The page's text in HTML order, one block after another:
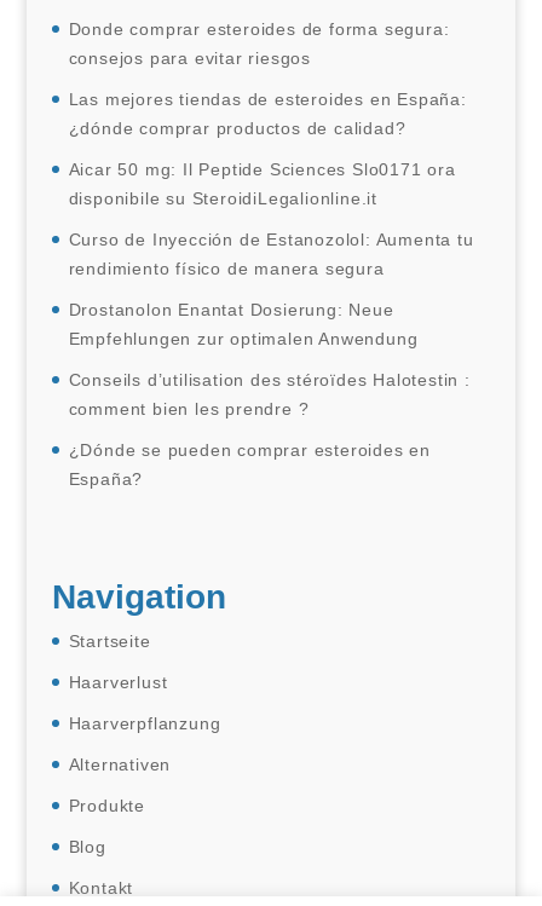
Donde comprar esteroides de forma segura:
consejos para evitar riesgos
Las mejores tiendas de esteroides en España:
¿dónde comprar productos de calidad?
Aicar 50 mg: Il Peptide Sciences Slo0171 ora
disponibile su SteroidiLegalionline.it
Curso de Inyección de Estanozolol: Aumenta tu
rendimiento físico de manera segura
Drostanolon Enantat Dosierung: Neue
Empfehlungen zur optimalen Anwendung
Conseils d’utilisation des stéroïdes Halotestin :
comment bien les prendre ?
¿Dónde se pueden comprar esteroides en
España?
Navigation
Startseite
Haarverlust
Haarverpflanzung
Alternativen
Produkte
Blog
Kontakt